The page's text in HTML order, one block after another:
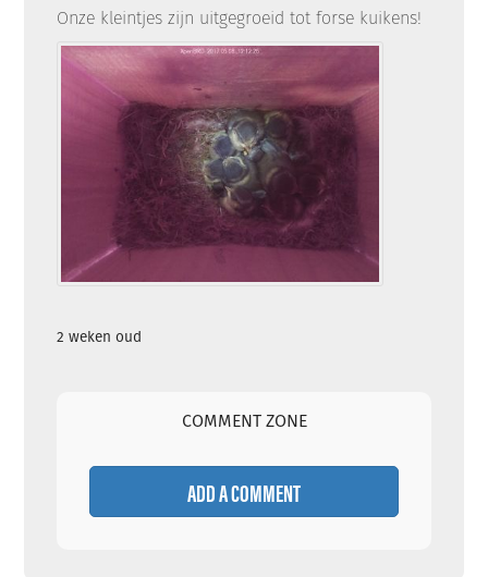
Onze kleintjes zijn uitgegroeid tot forse kuikens!
2 weken oud
COMMENT ZONE
ADD A COMMENT